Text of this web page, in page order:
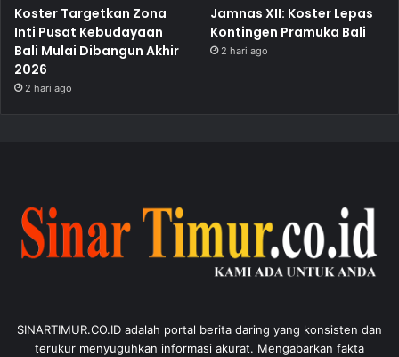
Koster Targetkan Zona
Inti Pusat Kebudayaan
Bali Mulai Dibangun Akhir
2026
2 hari ago
Jamnas XII: Koster Lepas
Kontingen Pramuka Bali
2 hari ago
SINARTIMUR.CO.ID adalah portal berita daring yang konsisten dan
terukur menyuguhkan informasi akurat. Mengabarkan fakta